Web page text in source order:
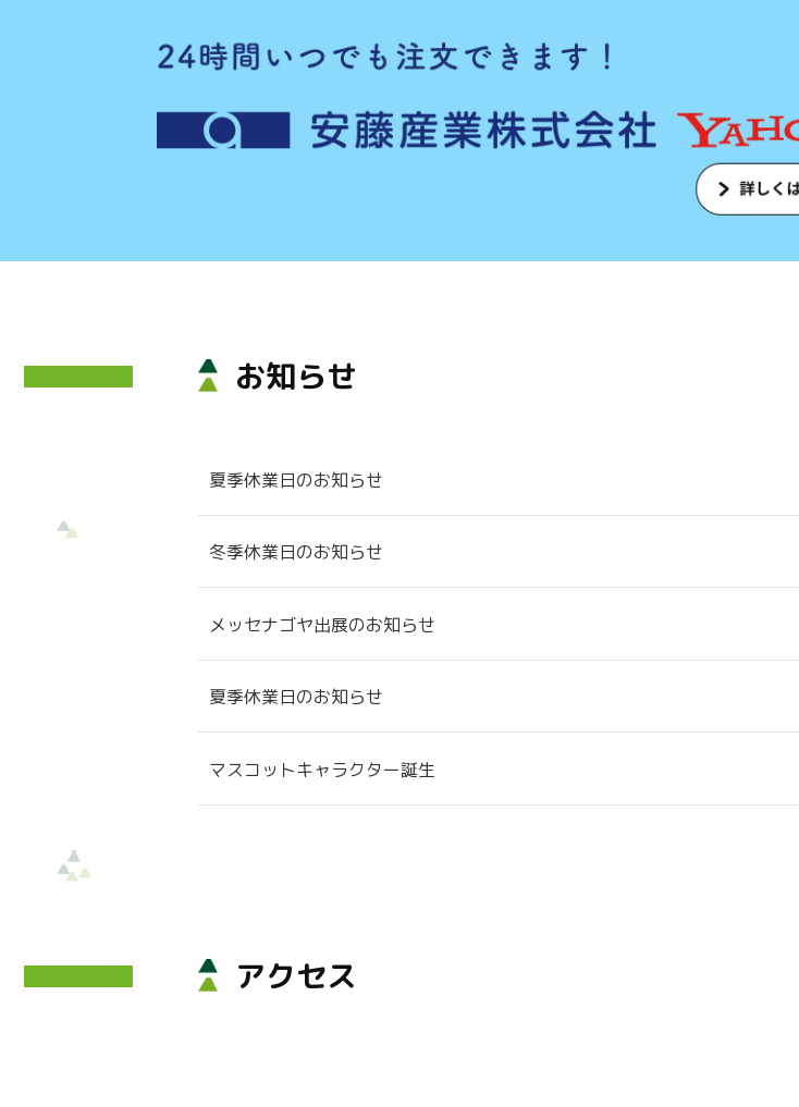
お知らせ
夏季休業日のお知らせ
冬季休業日のお知らせ
メッセナゴヤ出展のお知らせ
夏季休業日のお知らせ
マスコットキャラクター誕生
アクセス